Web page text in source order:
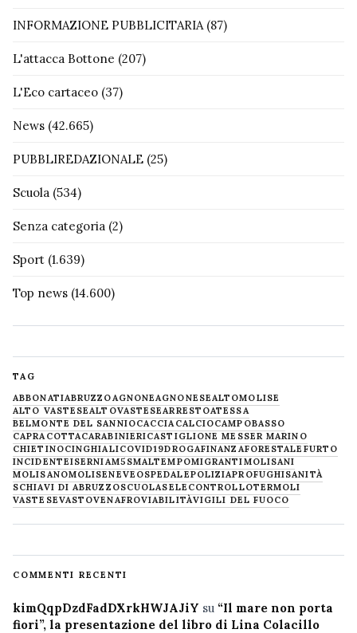
INFORMAZIONE PUBBLICITARIA(87)
L'attacca Bottone (207)
L'Eco cartaceo (37)
News (42.665)
PUBBLIREDAZIONALE (25)
Scuola (534)
Senza categoria (2)
Sport (1.639)
Top news (14.600)
TAG
ABBONATIABRUZZOAGNONEAGNONESEALTOMOLISE
ALTO VASTESEALTOVASTESEARRESTOATESSA
BELMONTE DEL SANNIOCACCIACALCIOCAMPOBASSO
CAPRACOTTACARABINIERICASTIGLIONE MESSER MARINO
CHIETINOCINGHIALICOVID19DROGAFINANZAFORESTALE FURTO
INCIDENTEISERNIAM5SMALTEMPOMIGRANTIMOLISANI
MOLISANOMOLISENEVE OSPEDALEPOLIZIAPROFUGHISANITÀ
SCHIAVI DI ABRUZZOSCUOLASELECONTROLLOTERMOLI
VASTESEVASTOVENAFROVIABILITÀVIGILI DEL FUOCO
COMMENTI RECENTI
kimQqpDzdFadDXrkHWJAJiY su “Il mare non porta
fiori”, la presentazione del libro di Lina Colacillo